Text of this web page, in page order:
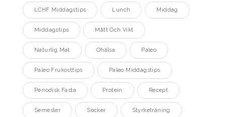
LCHF Middagstips Lunch Middag
Middagstips Mått Och Vikt
Naturlig Mat Ohälsa Paleo
Paleo Frukosttips Paleo Middagstips
Periodisk Fasta Protein Recept
Semester Socker Styrketräning